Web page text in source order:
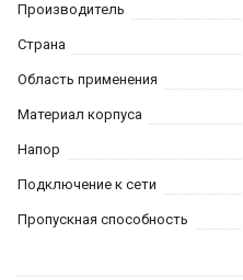
Производитель
Страна
Область применения
Материал корпуса
Напор
Подключение к сети
Пропускная способность